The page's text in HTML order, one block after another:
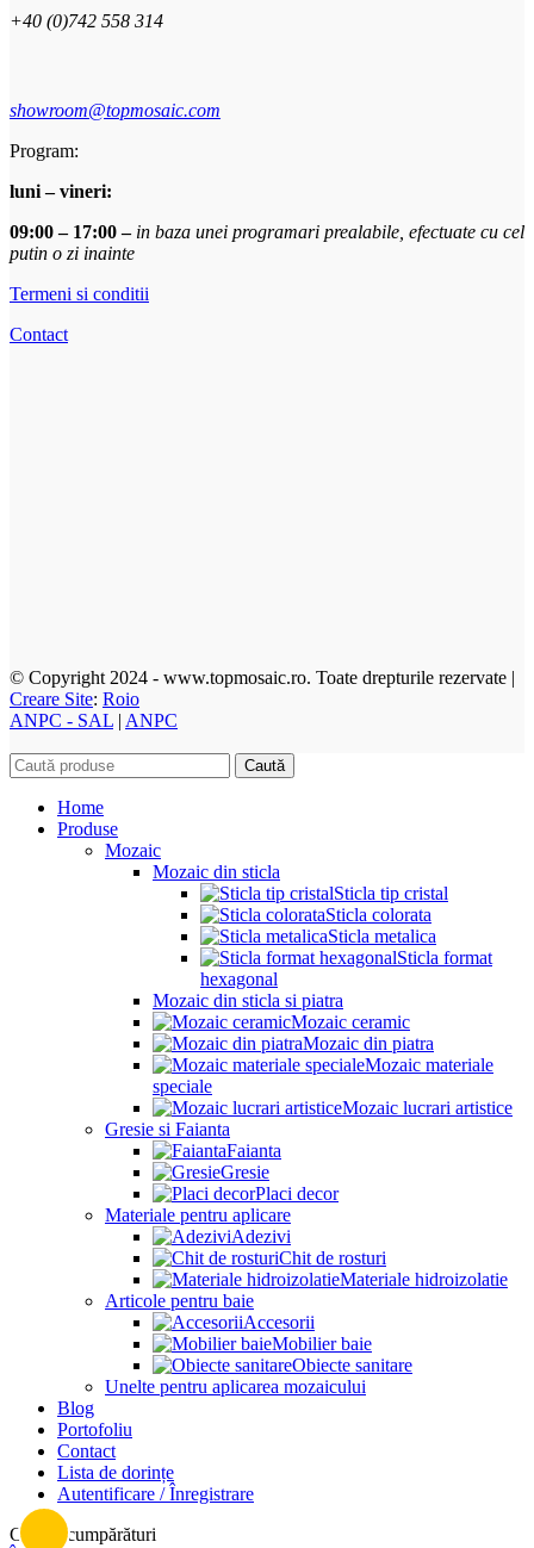
+40 (0)742 558 314
showroom@topmosaic.com
Program:
luni – vineri:
09:00 – 17:00 – in baza unei programari prealabile, efectuate cu cel
putin o zi inainte
Termeni si conditii
Contact
© Copyright 2024 - www.topmosaic.ro. Toate drepturile rezervate |
Creare Site: Roio
ANPC - SAL | ANPC
Caută
Home
Produse
Mozaic
Mozaic din sticla
Sticla tip cristal
Sticla colorata
Sticla metalica
Sticla format
hexagonal
Mozaic din sticla si piatra
Mozaic ceramic
Mozaic din piatra
Mozaic materiale
speciale
Mozaic lucrari artistice
Gresie si Faianta
Faianta
Gresie
Placi decor
Materiale pentru aplicare
Adezivi
Chit de rosturi
Materiale hidroizolatie
Articole pentru baie
Accesorii
Mobilier baie
Obiecte sanitare
Unelte pentru aplicarea mozaicului
Blog
Portofoliu
Contact
Lista de dorințe
Autentificare / Înregistrare
Cos de cumpărături